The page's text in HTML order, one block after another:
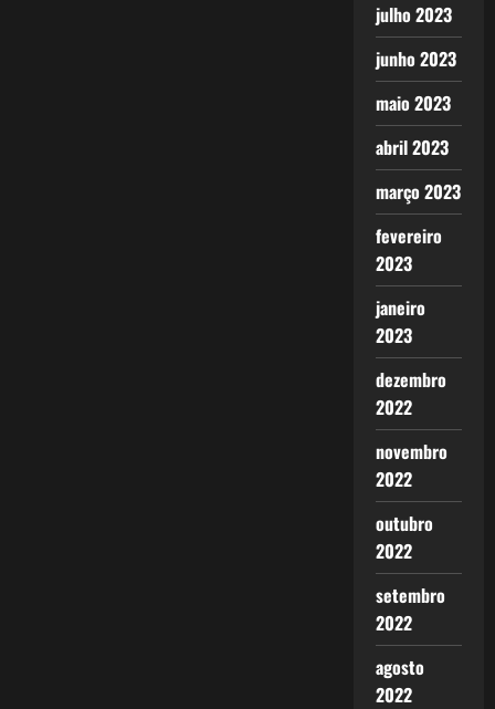
julho 2023
junho 2023
maio 2023
abril 2023
março 2023
fevereiro
2023
janeiro
2023
dezembro
2022
novembro
2022
outubro
2022
setembro
2022
agosto
2022